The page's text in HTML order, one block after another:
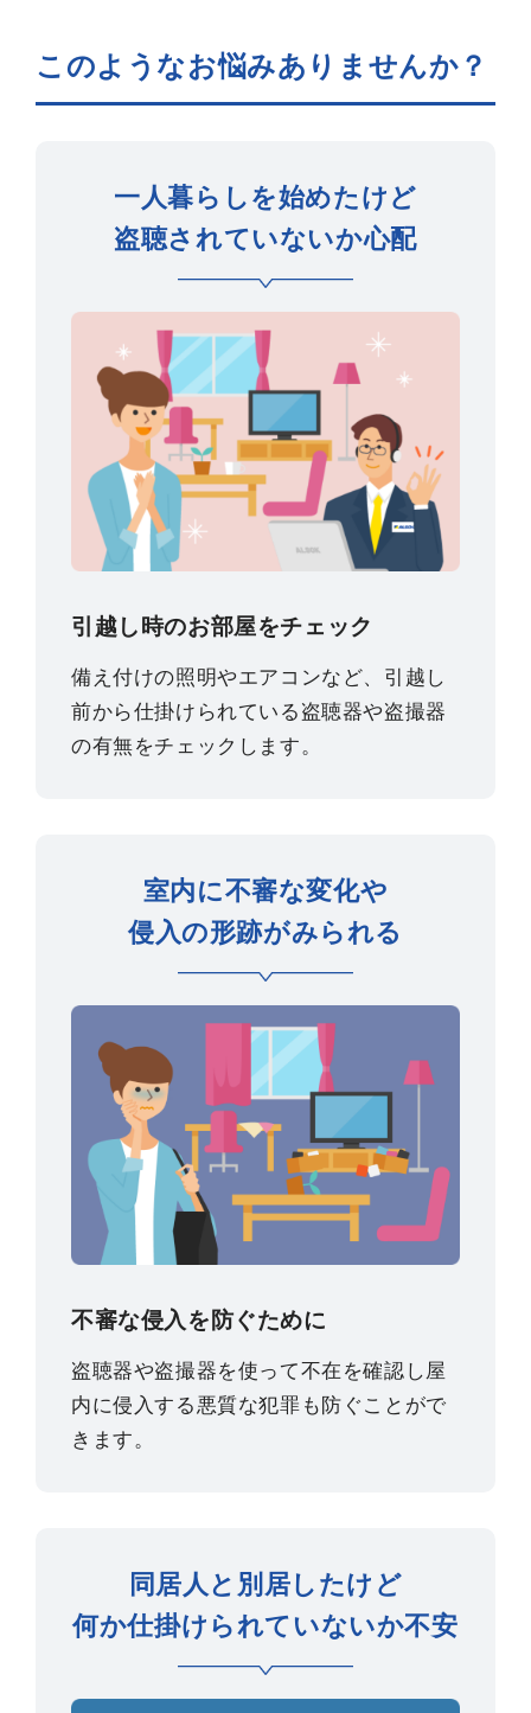
このようなお悩みありませんか？
一人暮らしを始めたけど
盗聴されていないか心配
引越し時のお部屋をチェック
備え付けの照明やエアコンなど、引越し
前から仕掛けられている盗聴器や盗撮器
の有無をチェックします。
室内に不審な変化や
侵入の形跡がみられる
不審な侵入を防ぐために
盗聴器や盗撮器を使って不在を確認し屋
内に侵入する悪質な犯罪も防ぐことがで
きます。
同居人と別居したけど
何か仕掛けられていないか不安